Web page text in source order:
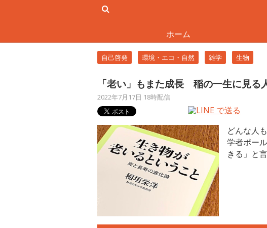
ホーム
自己啓発 環境・エコ・自然 雑学 生物
「老い」もまた成長 稲の一生に見る
2022年7月17日 18時配信
どんな人
学者ポー
きる」と言